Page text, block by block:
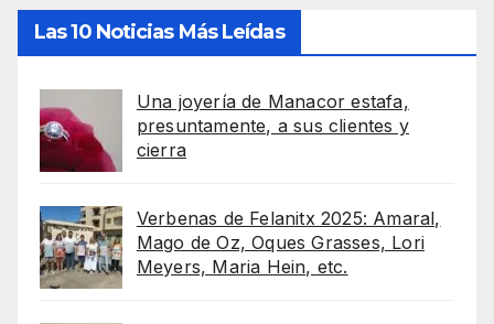
Las 10 Noticias Más Leídas
Una joyería de Manacor estafa,
presuntamente, a sus clientes y
cierra
Verbenas de Felanitx 2025: Amaral,
Mago de Oz, Oques Grasses, Lori
Meyers, Maria Hein, etc.